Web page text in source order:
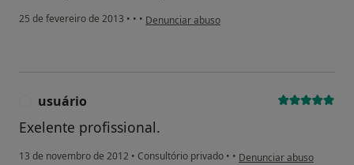
25 de fevereiro de 2013 • • • na opinião do utilizador usuário
Denunciar abuso
usuário
Exelente profissional.
13 de novembro de 2012 • Consultório privado • • na opinião do utilizador
Denunciar abuso